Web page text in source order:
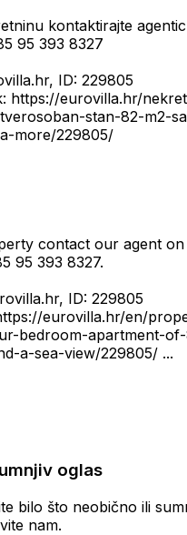
kontaktirajte
95 393 8327
ID: 229805
https://eurovilla.hr/
stan-82-m2-
more/229805/
contact our agent
95 393 8327.
ID: 229805
eurovilla.hr/en/
bedroom-apartment-
a-sea-view/229805/ ...
oglas
bilo što neobično ili
nam.